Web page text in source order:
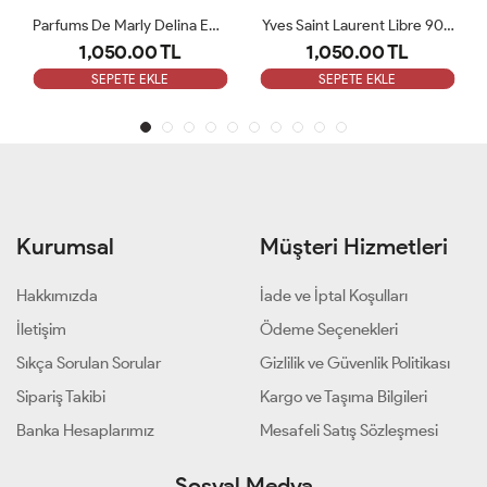
Yves Saint Laurent Libre 90 ML Bayan Tester Parfüm
1,050.00 TL
SEPETE EKLE
1,050.00 TL
SEPETE EKLE
Kurumsal
Hakkımızda
İletişim
Sıkça Sorulan Sorular
Sipariş Takibi
Banka Hesaplarımız
Müşteri Hizmetleri
İade ve İptal Koşulları
Ödeme Seçenekleri
Gizlilik ve Güvenlik Politikası
Kargo ve Taşıma Bilgileri
Mesafeli Satış Sözleşmesi